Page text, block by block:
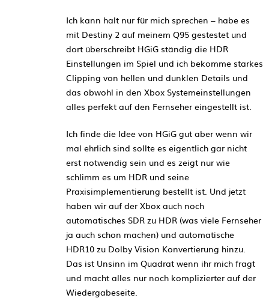
Ich kann halt nur für mich sprechen – habe es
mit Destiny 2 auf meinem Q95 gestestet und
dort überschreibt HGiG ständig die HDR
Einstellungen im Spiel und ich bekomme starkes
Clipping von hellen und dunklen Details und
das obwohl in den Xbox Systemeinstellungen
alles perfekt auf den Fernseher eingestellt ist.
Ich finde die Idee von HGiG gut aber wenn wir
mal ehrlich sind sollte es eigentlich gar nicht
erst notwendig sein und es zeigt nur wie
schlimm es um HDR und seine
Praxisimplementierung bestellt ist. Und jetzt
haben wir auf der Xbox auch noch
automatisches SDR zu HDR (was viele Fernseher
ja auch schon machen) und automatische
HDR10 zu Dolby Vision Konvertierung hinzu.
Das ist Unsinn im Quadrat wenn ihr mich fragt
und macht alles nur noch komplizierter auf der
Wiedergabeseite.